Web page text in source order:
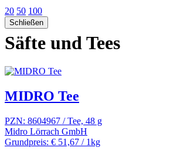
20 50 100
Schließen
Säfte und Tees
MIDRO Tee
PZN: 8604967 / Tee, 48 g
Midro Lörrach GmbH
Grundpreis: € 51,67 / 1kg